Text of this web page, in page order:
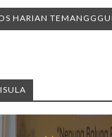
HARIAN